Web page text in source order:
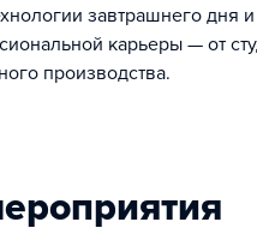
завтрашнего дня
карьеры — от
производства.